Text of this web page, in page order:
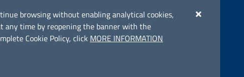
browsing without enabling analytical cookies,
any time by reopening the banner with the
Cookie Policy, click MORE INFORMATION